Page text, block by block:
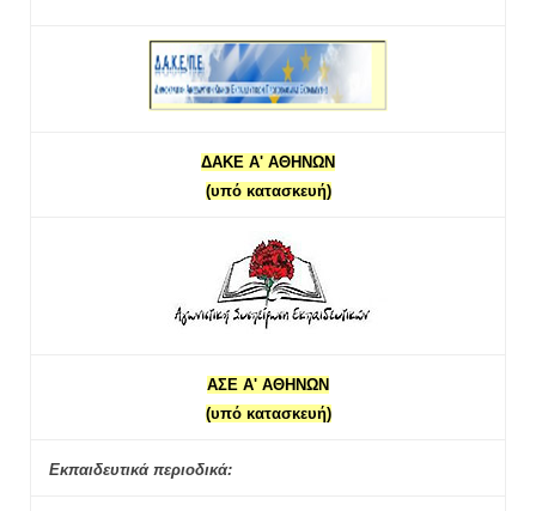
ΔΑΚΕ Α' ΑΘΗΝΩΝ
(υπό κατασκευή)
ΑΣΕ Α' ΑΘΗΝΩΝ
(υπό κατασκευή)
Εκπαιδευτικά περιοδικά: